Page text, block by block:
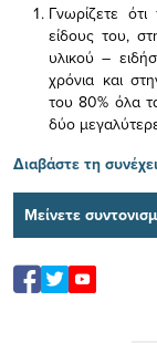
Γνωρίζετε ότι
είδους του,
υλικού –
χρόνια και
του 80% όλα
δύο
Διαβάστε τη
Μείνετε